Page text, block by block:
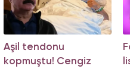
Aşil tendonu
kopmuştu! Cengiz